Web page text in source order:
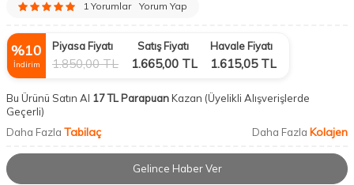
1 Yorumlar Yorum Yap
%10
İndirim
Piyasa Fiyatı
1.850,00TL
Satış Fiyatı
1.665,00 TL
Havale Fiyatı
1.615,05TL
Bu Ürünü Satın Al 17 TL ParapuanKazan (Üyelikli Alışverişlerde
Geçerli)
Daha Fazla Tabilaç Daha Fazla Kolajen
Gelince Haber Ver